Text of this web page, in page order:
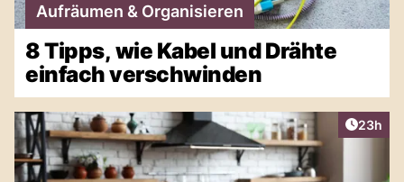
Aufräumen & Organisieren
8 Tipps, wie Kabel und Drähte
einfach verschwinden
Artikel
23h